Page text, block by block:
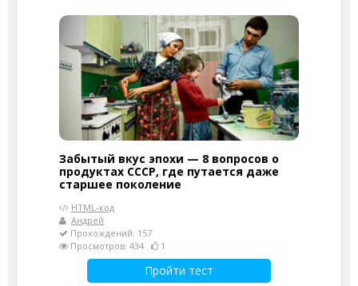
Забытый вкус эпохи — 8 вопросов о
продуктах СССР, где путается даже
старшее поколение
HTML-код
Андрей
Прохождений: 157
Просмотров: 434
1
Пройти тест